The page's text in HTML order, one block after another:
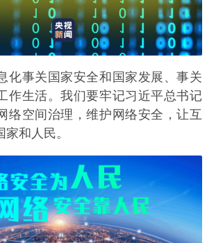
化事关国家安全和国家发展、事关
作生活。我们要牢记习近平总书记
络空间治理，维护网络安全，让互
和人民。